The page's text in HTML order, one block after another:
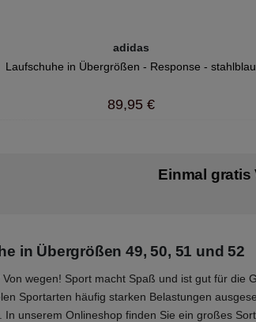
adidas
Laufschuhe in Übergrößen - Response - stahlblau
89,95 €
Einmal gratis
in Übergrößen 49, 50, 51 und 52
wegen! Sport macht Spaß und ist gut für die
Sportarten häufig starken Belastungen
In unserem Onlineshop finden Sie ein großes